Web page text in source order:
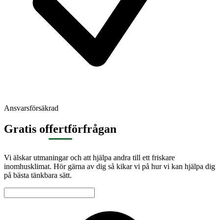
Ansvarsförsäkrad
Gratis offertförfrågan
Vi älskar utmaningar och att hjälpa andra till ett friskare
inomhusklimat. Hör gärna av dig så kikar vi på hur vi kan hjälpa dig
på bästa tänkbara sätt.